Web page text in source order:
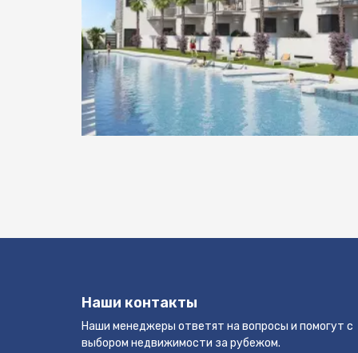
Наши контакты
Наши менеджеры ответят на вопросы и помогут с
выбором недвижимости за рубежом.